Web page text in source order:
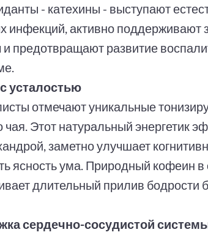
- катехины - выступают
инфекций, активно поддерживают
предотвращают развитие
усталостью
отмечают уникальные
чая. Этот натуральный энергетик
заметно улучшает
ясность ума. Природный кофеин в
длительный прилив бодрости
сердечно-сосудистой